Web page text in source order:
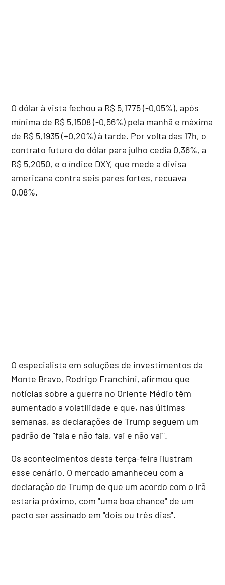
O dólar à vista fechou a R$ 5,1775 (-0,05%), após
mínima de R$ 5,1508 (-0,56%) pela manhã e máxima
de R$ 5,1935 (+0,20%) à tarde. Por volta das 17h, o
contrato futuro do dólar para julho cedia 0,36%, a
R$ 5,2050, e o índice DXY, que mede a divisa
americana contra seis pares fortes, recuava
0,08%.
O especialista em soluções de investimentos da
Monte Bravo, Rodrigo Franchini, afirmou que
notícias sobre a guerra no Oriente Médio têm
aumentado a volatilidade e que, nas últimas
semanas, as declarações de Trump seguem um
padrão de "fala e não fala, vai e não vai".
Os acontecimentos desta terça-feira ilustram
esse cenário. O mercado amanheceu com a
declaração de Trump de que um acordo com o Irã
estaria próximo, com "uma boa chance" de um
pacto ser assinado em "dois ou três dias".